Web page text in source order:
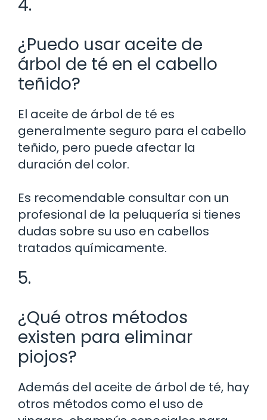
4.
¿Puedo usar aceite de
árbol de té en el cabello
teñido?
El aceite de árbol de té es
generalmente seguro para el cabello
teñido, pero puede afectar la
duración del color.
Es recomendable consultar con un
profesional de la peluquería si tienes
dudas sobre su uso en cabellos
tratados químicamente.
5.
¿Qué otros métodos
existen para eliminar
piojos?
Además del aceite de árbol de té, hay
otros métodos como el uso de